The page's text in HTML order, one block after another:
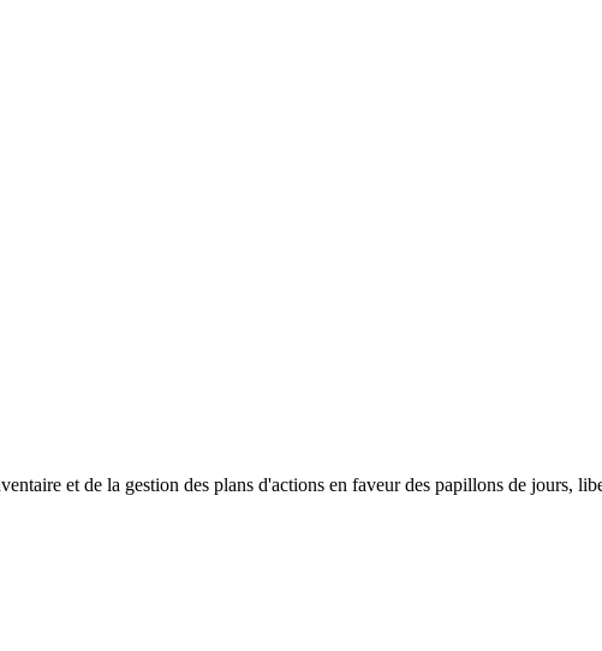
et de la gestion des plans d'actions en faveur des papillons de jours,